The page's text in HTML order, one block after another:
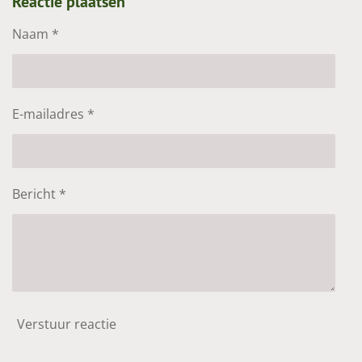
n
e
n
Naam *
E-mailadres *
Bericht *
Verstuur reactie